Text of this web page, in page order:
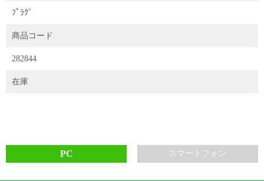
ﾌﾟﾗｸﾞ
商品コード
282844
在庫
スマートフォン
PC